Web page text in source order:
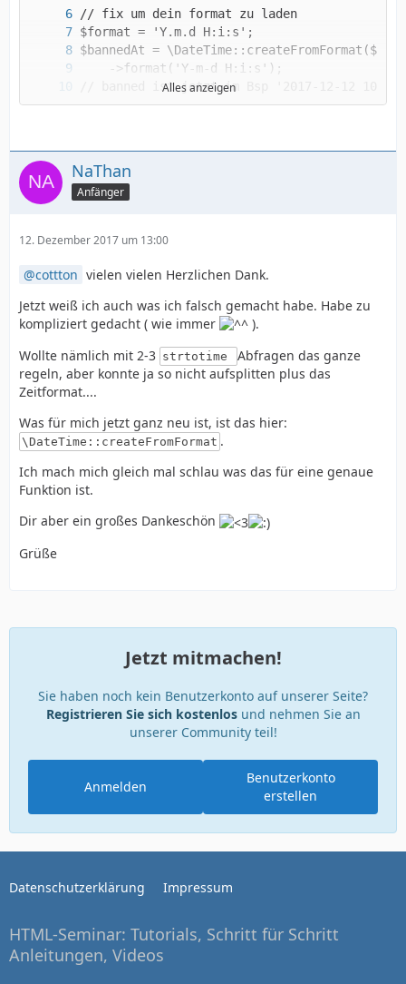
}
Alles anzeigen
NaThan
Anfänger
12. Dezember 2017 um 13:00
cottton vielen vielen Herzlichen Dank.
Jetzt weiß ich auch was ich falsch gemacht habe. Habe zu
kompliziert gedacht ( wie immer
).
Wollte nämlich mit 2-3 strtotime
Abfragen das ganze
regeln, aber konnte ja so nicht aufsplitten plus das
Zeitformat....
Was für mich jetzt ganz neu ist, ist das hier:
\DateTime::createFromFormat .
Ich mach mich gleich mal schlau was das für eine genaue
Funktion ist.
Dir aber ein großes Dankeschön
Grüße
Jetzt mitmachen!
Sie haben noch kein Benutzerkonto auf unserer Seite?
Registrieren Sie sich kostenlosund nehmen Sie an
unserer Community teil!
Benutzerkonto
erstellen
Anmelden
Datenschutzerklärung Impressum
HTML-Seminar: Tutorials, Schritt für Schritt
Anleitungen, Videos